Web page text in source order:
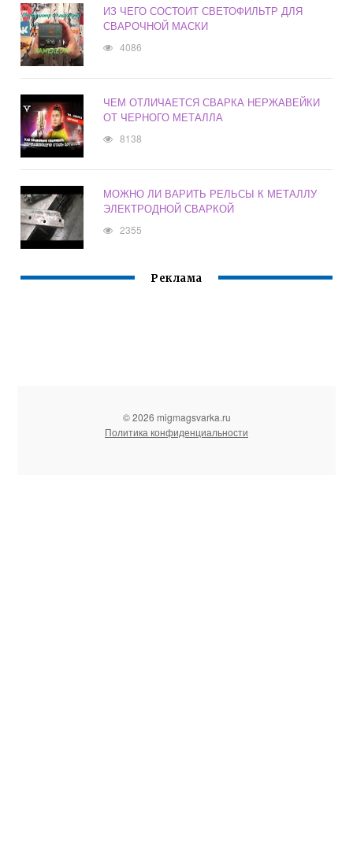
ИЗ ЧЕГО СОСТОИТ СВЕТОФИЛЬТР ДЛЯ
СВАРОЧНОЙ МАСКИ
4086
ЧЕМ ОТЛИЧАЕТСЯ СВАРКА НЕРЖАВЕЙКИ
ОТ ЧЕРНОГО МЕТАЛЛА
8138
МОЖНО ЛИ ВАРИТЬ РЕЛЬСЫ К МЕТАЛЛУ
ЭЛЕКТРОДНОЙ СВАРКОЙ
2355
Реклама
© 2026 migmagsvarka.ru
Политика конфиденциальности